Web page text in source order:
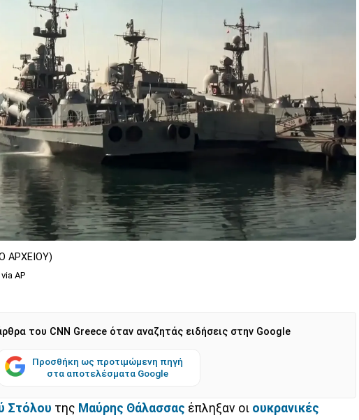
ΑΡΧΕΙΟΥ)
AP
του CNN Greece όταν αναζητάς ειδήσεις στην Google
Προσθήκη ως προτιμώμενη πηγή
στα αποτελέσματα Google
Στόλου της Μαύρης Θάλασσας έπληξαν οι ουκρανικές